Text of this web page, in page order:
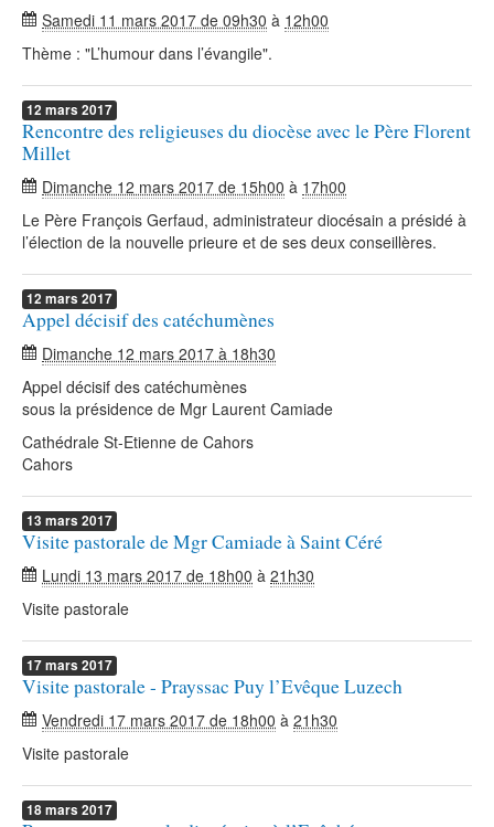
Samedi 11 mars 2017 de 09h30 à 12h00
Thème : "L’humour dans l’évangile".
12 mars 2017
Rencontre des religieuses du diocèse avec le Père Florent
Millet
Dimanche 12 mars 2017 de 15h00 à 17h00
Le Père François Gerfaud, administrateur diocésain a présidé à
l’élection de la nouvelle prieure et de ses deux conseillères.
12 mars 2017
Appel décisif des catéchumènes
Dimanche 12 mars 2017 à 18h30
Appel décisif des catéchumènes
sous la présidence de Mgr Laurent Camiade
Cathédrale St-Etienne de Cahors
Cahors
13 mars 2017
Visite pastorale de Mgr Camiade à Saint Céré
Lundi 13 mars 2017 de 18h00 à 21h30
Visite pastorale
17mars 2017
Visite pastorale - Prayssac Puy l’Evêque Luzech
Vendredi 17 mars 2017 de 18h00 à 21h30
Visite pastorale
18mars 2017